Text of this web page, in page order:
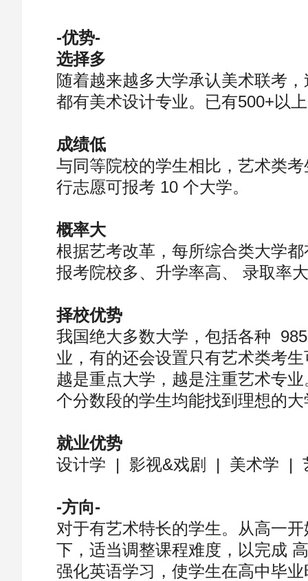
-优势-
选择多
随着越来越多大学承认美术联考
都有美术设计专业。已有500+以
成绩低
与同等院校的学生相比，艺术类
行志愿可报考 10 个大学。
概率⼤
根据艺考改革，每所综合类大学
报考院校多、升学率高、 录取率
择校优势
我国绝大多数大学，包括各种
业，有的还会设置只有艺术类考
越是重点大学，越是注重艺术专
个分数段的学生均能找到理想的大
就业优势
设计学 | 影视&戏剧 | 美术学 |
-方向-
对于有艺术特长的学生。从高一
下，适当调整课程难度，以完成
强化英语学习，使学生在高中毕